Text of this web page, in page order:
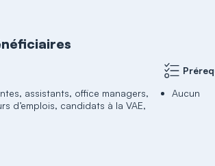
assistants, office managers,
d’emplois, candidats à la VAE,
Aucun